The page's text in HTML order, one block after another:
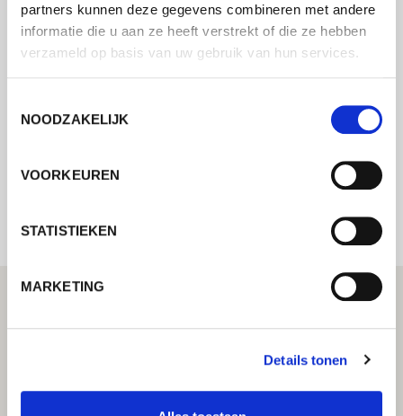
partners kunnen deze gegevens combineren met andere
informatie die u aan ze heeft verstrekt of die ze hebben
verzameld op basis van uw gebruik van hun services.
NOODZAKELIJK
VOORKEUREN
STATISTIEKEN
MARKETING
Details tonen
Neem contact met ons op via ons online
formulier en wij nemen zo spoedig
available